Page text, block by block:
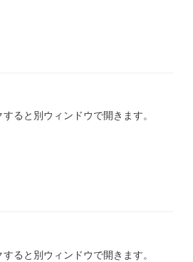
ると別ウィンドウで開きます。
ると別ウィンドウで開きます。